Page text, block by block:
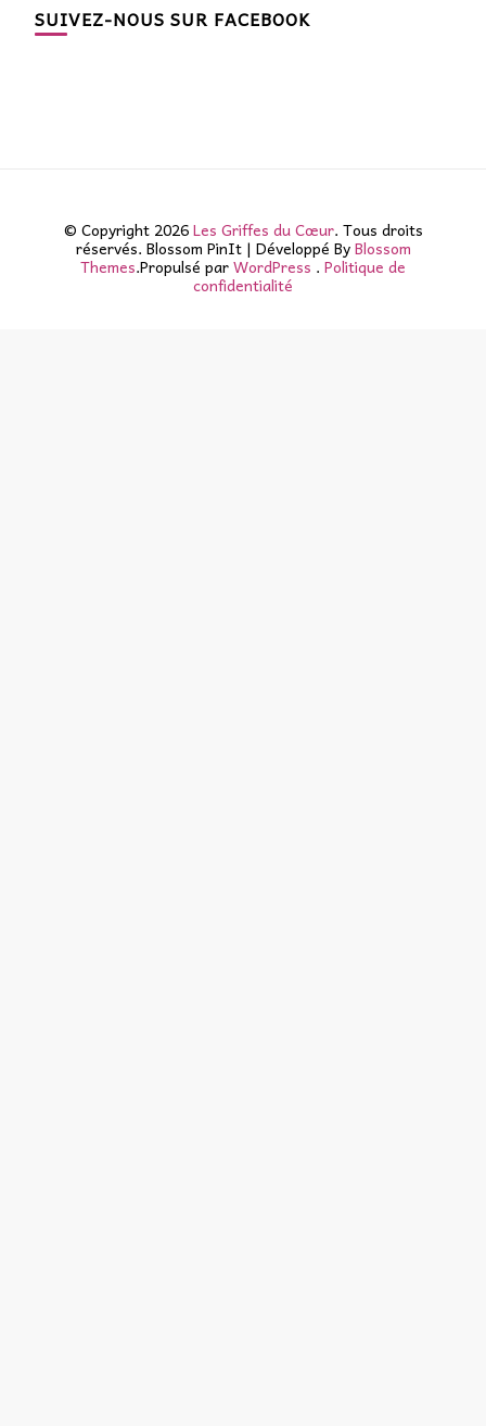
SUIVEZ-NOUS SUR FACEBOOK
© Copyright 2026Les Griffes du Cœur. Tous droits
réservés. Blossom PinIt | Développé ByBlossom
Themes.Propulsé parWordPress. Politique de
confidentialité